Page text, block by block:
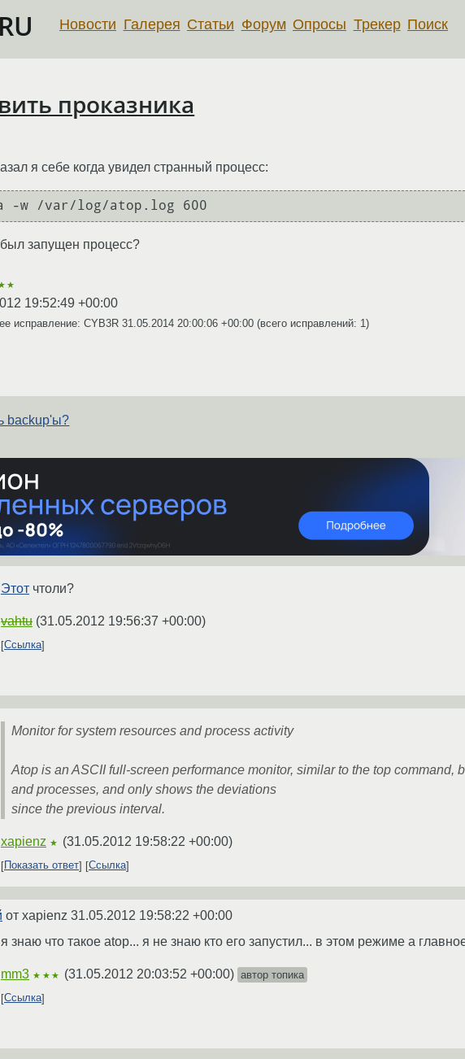
Новости Галерея Статьи Форум Опросы Трекер Поиск
проказника
я себе когда увидел странный процесс:
-w /var/log/atop.log 600
был запущен процесс?
19:52:49 +00:00
исправление: CYB3R 31.05.2014 20:00:06 +00:00 (всего исправлений: 1)
backup'ы?
Этот чтоли?
vahtu (31.05.2012 19:56:37 +00:00)
Ссылка
Monitor for system resources and process activity
Atop is an ASCII full-screen performance monitor, similar to the top command,
and processes, and only shows the deviations
since the previous interval.
xapienz ★ (31.05.2012 19:58:22 +00:00)
Показать ответ Ссылка
от xapienz 31.05.2012 19:58:22 +00:00
я знаю что такое atop... я не знаю кто его запустил... в этом режиме а
mm3 ★★★ (31.05.2012 20:03:52 +00:00) автор топика
Ссылка